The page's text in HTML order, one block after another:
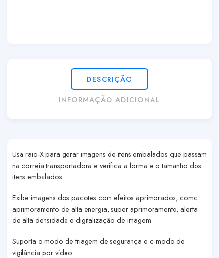
DESCRIÇÃO
INFORMAÇÃO ADICIONAL
Usa raio-X para gerar imagens de itens embalados que passam
na correia transportadora e verifica a forma e o tamanho dos
itens embalados
Exibe imagens dos pacotes com efeitos aprimorados, como
aprimoramento de alta energia, super aprimoramento, alerta
de alta densidade e digitalização de imagem
Suporta o modo de triagem de segurança e o modo de
vigilância por vídeo